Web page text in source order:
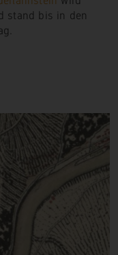
stand bis in den